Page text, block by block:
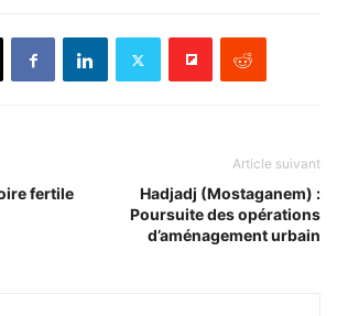
fertile
Article suivant
Hadjadj (Mostaganem) :
Poursuite des opérations
d’aménagement urbain